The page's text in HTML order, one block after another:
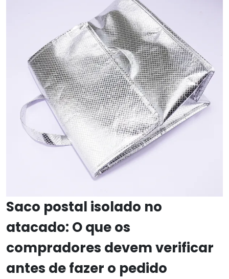
Saco postal isolado no
atacado: O que os
compradores devem verificar
antes de fazer o pedido